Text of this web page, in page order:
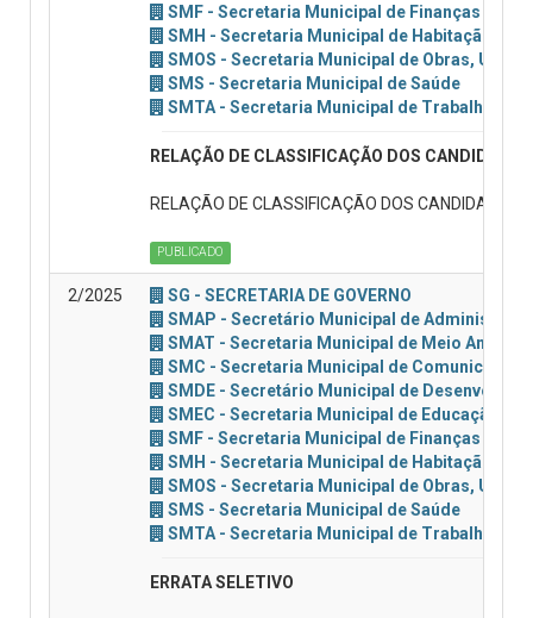
SMF - Secretaria Municipal de Finanças
SMH - Secretaria Municipal de Habitação
SMOS - Secretaria Municipal de Obras,
SMS - Secretaria Municipal de Saúde
SMTA - Secretaria Municipal de Trabalho e
RELAÇÃO DE CLASSIFICAÇÃO DOS
RELAÇÃO DE CLASSIFICAÇÃO DOS CANDIDATOS
PUBLICADO
2/2025
SG - SECRETARIA DE GOVERNO
SMAP - Secretário Municipal de
SMAT - Secretaria Municipal de Meio
SMC - Secretaria Municipal de Comunicação,
SMDE - Secretário Municipal de
SMEC - Secretaria Municipal de Educação e
SMF - Secretaria Municipal de Finanças
SMH - Secretaria Municipal de Habitação
SMOS - Secretaria Municipal de Obras,
SMS - Secretaria Municipal de Saúde
SMTA - Secretaria Municipal de Trabalho e
ERRATA SELETIVO